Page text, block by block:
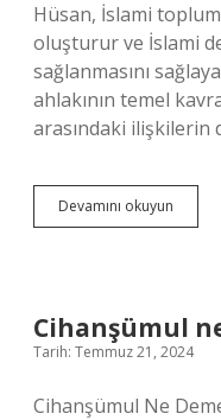
Hüsan, İslami
oluşturur ve İslami
sağlanmasını
ahlakının temel
arasındaki ilişkilerin
Devamını okuyun
ne
Cihanşümul
Tarih: Temmuz 21, 2024
Cihanşümul Ne